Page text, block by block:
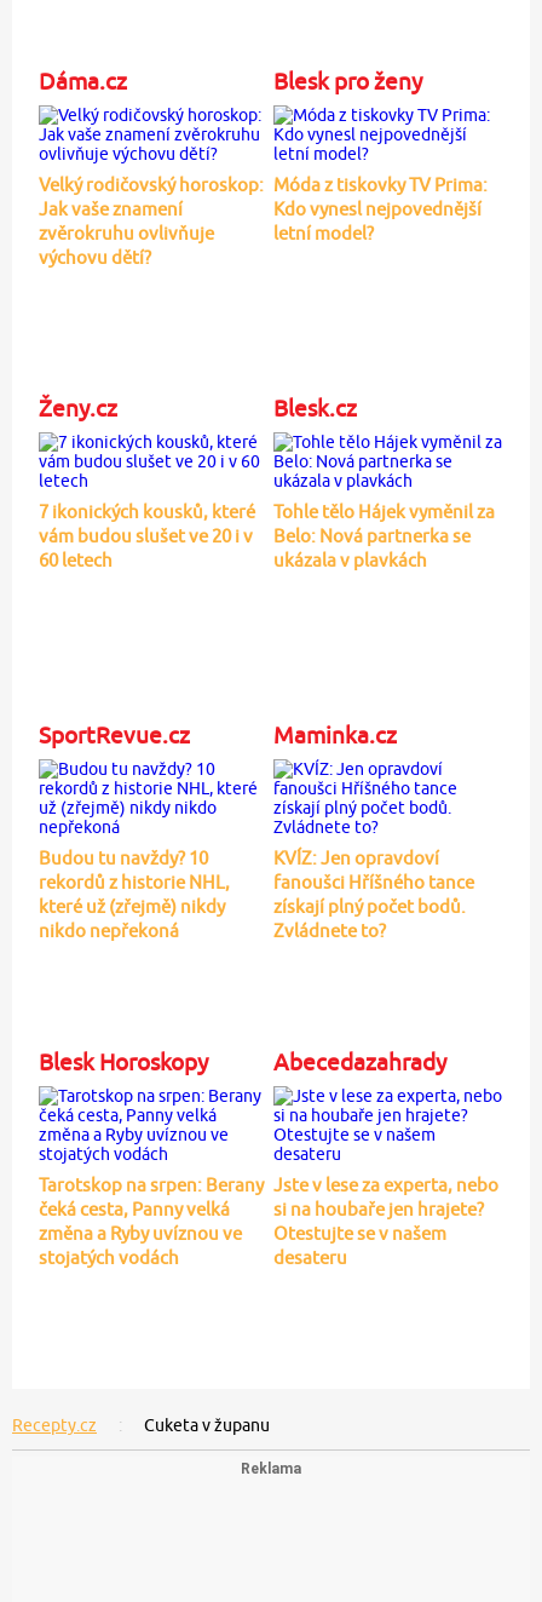
Dáma.cz
Velký rodičovský horoskop:
Jak vaše znamení
zvěrokruhu ovlivňuje
výchovu dětí?
Blesk pro ženy
Móda z tiskovky TV Prima:
Kdo vynesl nejpovednější
letní model?
Ženy.cz
7 ikonických kousků, které
vám budou slušet ve 20 i v
60 letech
Blesk.cz
Tohle tělo Hájek vyměnil za
Belo: Nová partnerka se
ukázala v plavkách
SportRevue.cz
Budou tu navždy? 10
rekordů z historie NHL,
které už (zřejmě) nikdy
nikdo nepřekoná
Maminka.cz
KVÍZ: Jen opravdoví
fanoušci Hříšného tance
získají plný počet bodů.
Zvládnete to?
Blesk Horoskopy
Tarotskop na srpen: Berany
čeká cesta, Panny velká
změna a Ryby uvíznou ve
stojatých vodách
Abecedazahrady
Jste v lese za experta, nebo
si na houbaře jen hrajete?
Otestujte se v našem
desateru
Recepty.cz Cuketa v županu